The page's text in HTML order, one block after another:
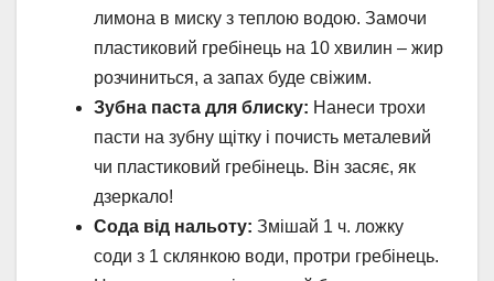
лимона в миску з теплою водою. Замочи
пластиковий гребінець на 10 хвилин – жир
розчиниться, а запах буде свіжим.
Зубна паста для блиску: Нанеси трохи
пасти на зубну щітку і почисть металевий
чи пластиковий гребінець. Він засяє, як
дзеркало!
Сода від нальоту: Змішай 1 ч. ложку
соди з 1 склянкою води, протри гребінець.